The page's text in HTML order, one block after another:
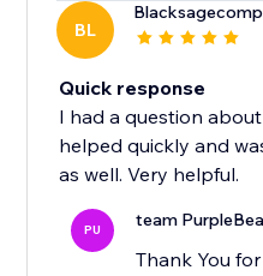
BL
Quick response
I had a question
helped quickly and
as well. Very helpful.
PU team
Thank You